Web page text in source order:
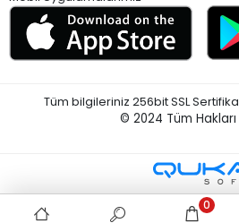
Tüm bilgileriniz 256bit SSL
© 2024 Tüm Hakları
0